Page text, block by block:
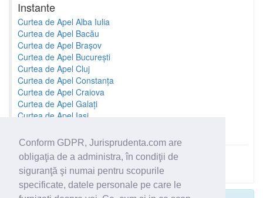
Conform GDPR, Jurisprudenta.com are
obligaţia de a administra, în condiţii de
siguranţă şi numai pentru scopurile
specificate, datele personale pe care le
Instante
Curtea de Apel Alba Iulia
Curtea de Apel Bacău
Curtea de Apel Brașov
Curtea de Apel București
Curtea de Apel Cluj
Curtea de Apel Constanța
Curtea de Apel Craiova
Curtea de Apel Galați
Curtea de Apel Iași
Toate instantele